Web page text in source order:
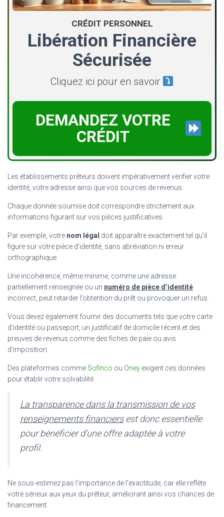
CRÉDIT PERSONNEL
Libération Financière
Sécurisée
Cliquez ici pour en savoir
DEMANDEZ VOTRE
CRÉDIT
Les établissements prêteurs doivent impérativement vérifier votre
identité, votre adresse ainsi que vos sources de revenus.
Chaque donnée soumise doit correspondre strictement aux
informations figurant sur vos pièces justificatives.
Par exemple, votre nom légal doit apparaître exactement tel qu’il
figure sur votre pièce d’identité, sans abréviation ni erreur
orthographique.
Une incohérence, même minime, comme une adresse
partiellement renseignée ou un numéro de pièce d’identité
incorrect, peut retarder l’obtention du prêt ou provoquer un refus.
Vous devez également fournir des documents tels que votre carte
d’identité ou passeport, un justificatif de domicile récent et des
preuves de revenus comme des fiches de paie ou avis
d’imposition.
Des plateformes comme Sofinco ou Oney exigent ces données
pour établir votre solvabilité.
La transparence dans la transmission de vos
renseignements financiersest donc essentielle
pour bénéficier d’une offre adaptée à votre
profil.
Ne sous-estimez pas l’importance de l’exactitude, car elle reflète
votre sérieux aux yeux du prêteur, améliorant ainsi vos chances de
financement.